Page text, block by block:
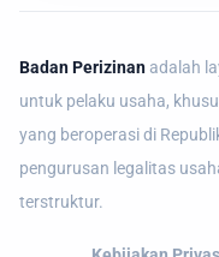
Badan Perizinan adalah
untuk pelaku usaha,
yang beroperasi di
pengurusan legalitas
terstruktur.